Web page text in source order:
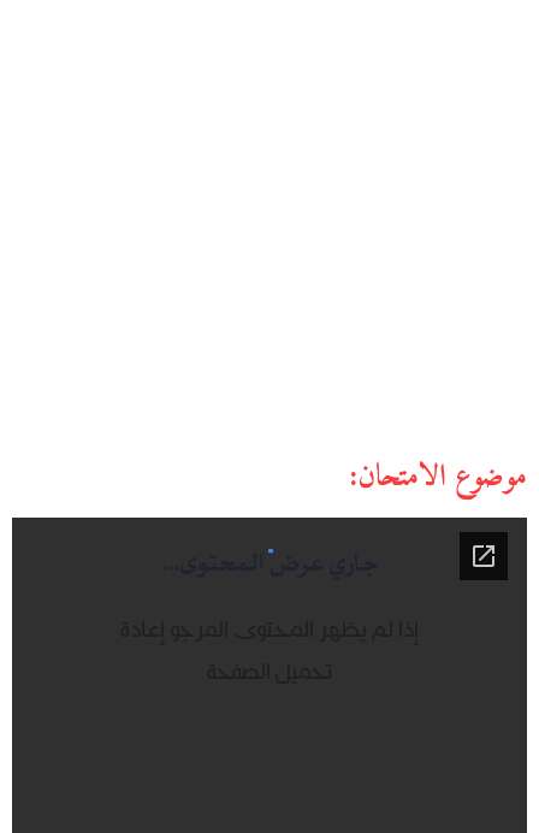
موضوع الامتحان: